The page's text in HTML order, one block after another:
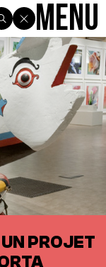
Menu
PROJET